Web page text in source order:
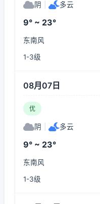
阴 多云
9° ~ 23°
东南风
1-3级
08月07日
优
阴 多云
9° ~ 23°
东南风
1-3级